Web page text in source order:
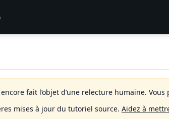
fait l’objet d’une relecture humaine. Vous
mises à jour du tutoriel source. Aidez à